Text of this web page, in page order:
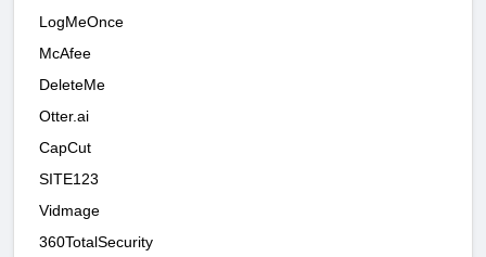
LogMeOnce
McAfee
DeleteMe
Otter.ai
CapCut
SITE123
Vidmage
360TotalSecurity